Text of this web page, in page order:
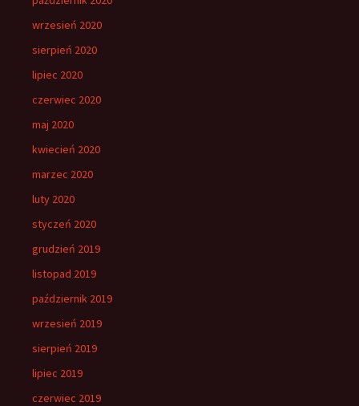
wrzesień 2020
sierpień 2020
lipiec 2020
czerwiec 2020
maj 2020
kwiecień 2020
marzec 2020
luty 2020
styczeń 2020
grudzień 2019
listopad 2019
październik 2019
wrzesień 2019
sierpień 2019
lipiec 2019
czerwiec 2019